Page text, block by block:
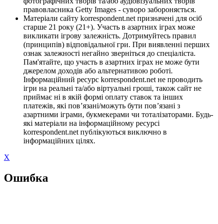
правовласника Getty Images - суворо забороняється.
Матеріали сайту korrespondent.net призначені для осіб
старше 21 року (21+). Участь в азартних іграх може
викликати ігрову залежність. Дотримуйтесь правил
(принципів) відповідальної гри. При виявленні перших
ознак залежності негайно зверніться до спеціаліста.
Пам'ятайте, що участь в азартних іграх не може бути
джерелом доходів або альтернативою роботі.
Інформаційний ресурс korrespondent.net не проводить
ігри на реальні та/або віртуальні гроші, також сайт не
приймає ні в якій формі оплату ставок та інших
платежів, які пов’язані/можуть бути пов’язані з
азартними іграми, букмекерами чи тоталізаторами. Будь-
які матеріали на інформаційному ресурсі
korrespondent.net публікуються виключно в
інформаційних цілях.
X
Ошибка